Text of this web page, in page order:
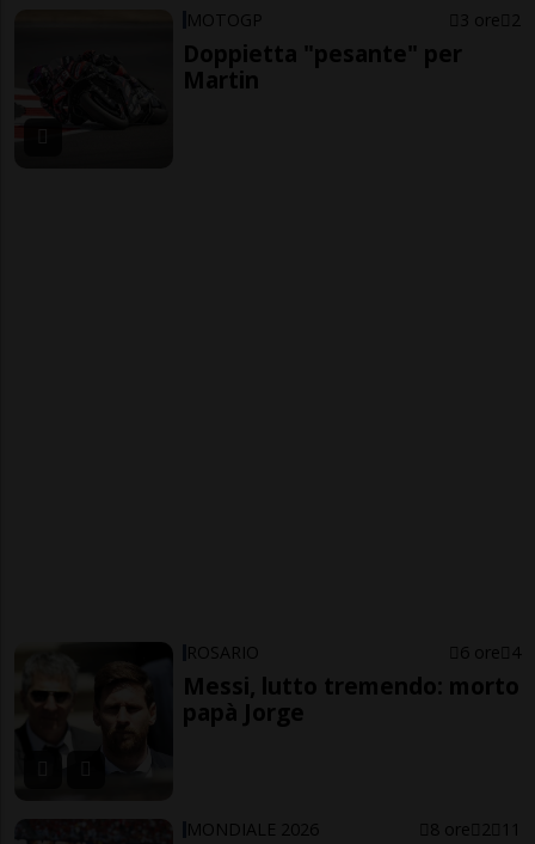
MOTOGP 3 ore 2
Doppietta "pesante" per
Martin
ROSARIO 6 ore 4
Messi, lutto tremendo: morto
papà Jorge
MONDIALE 2026 8 ore 2 11